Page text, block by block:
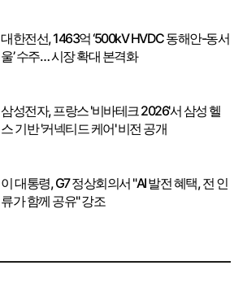
대한전선, 1463억 ‘500kV HVDC 동해안-동서
울’ 수주… 시장 확대 본격화
삼성전자, 프랑스 '비바테크 2026'서 삼성 헬
스 기반 '커넥티드 케어' 비전 공개
이 대통령, G7 정상회의서 "AI 발전 혜택, 전 인
류가 함께 공유" 강조